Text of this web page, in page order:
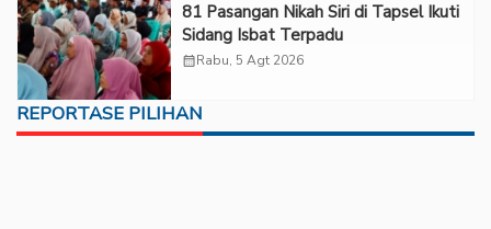
81 Pasangan Nikah Siri di Tapsel Ikuti
Sidang Isbat Terpadu
calendar_monthRabu, 5 Agt 2026
REPORTASE PILIHAN